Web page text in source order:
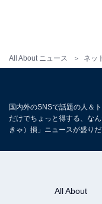
All About ニュース ネッ
国内外のSNSで話題の人＆
だけでちょっと得する、な
きゃ）損」ニュースが盛りだ
All About